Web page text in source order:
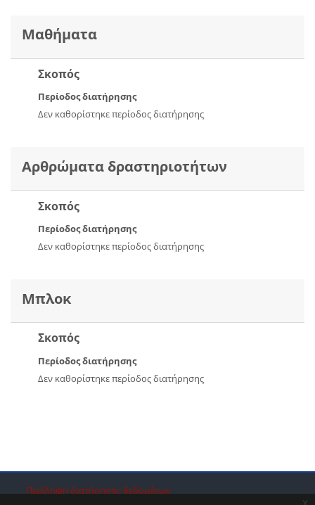
x
Μαθήματα
Σκοπός
Περίοδος διατήρησης
Δεν καθορίστηκε περίοδος διατήρησης
Αρθρώματα δραστηριοτήτων
Σκοπός
Περίοδος διατήρησης
Δεν καθορίστηκε περίοδος διατήρησης
Μπλοκ
Σκοπός
Περίοδος διατήρησης
Δεν καθορίστηκε περίοδος διατήρησης
Μπλοκ
Μπλοκ
Μπλοκ
Περίληψη διατήρησης δεδομένων